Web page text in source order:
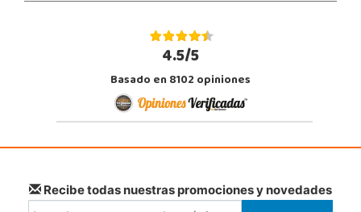
4.5/5
Basado en 8102 opiniones
Recibe todas nuestras promociones y novedades